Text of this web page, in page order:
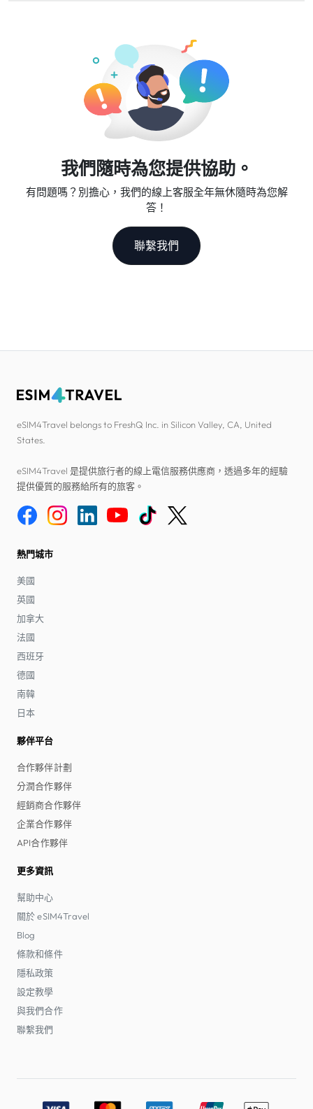
我們隨時為您提供協助。
有問題嗎？別擔心，我們的線上客服全年無休隨時為您解
答！
聯繫我們
eSIM4Travel belongs to FreshQ Inc. in Silicon Valley, CA, United
States.
eSIM4Travel 是提供旅行者的線上電信服務供應商，透過多年的經驗
提供優質的服務給所有的旅客。
熱門城市
美國
英國
加拿大
法國
西班牙
德國
南韓
日本
夥伴平台
合作夥伴計劃
分潤合作夥伴
經銷商合作夥伴
企業合作夥伴
API合作夥伴
更多資訊
幫助中心
關於 eSIM4Travel
Blog
條款和條件
隱私政策
設定教學
與我們合作
聯繫我們
Accepted payment methods: Visa, MasterCard, American